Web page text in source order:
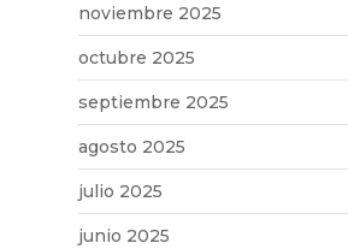
noviembre 2025
octubre 2025
septiembre 2025
agosto 2025
julio 2025
junio 2025